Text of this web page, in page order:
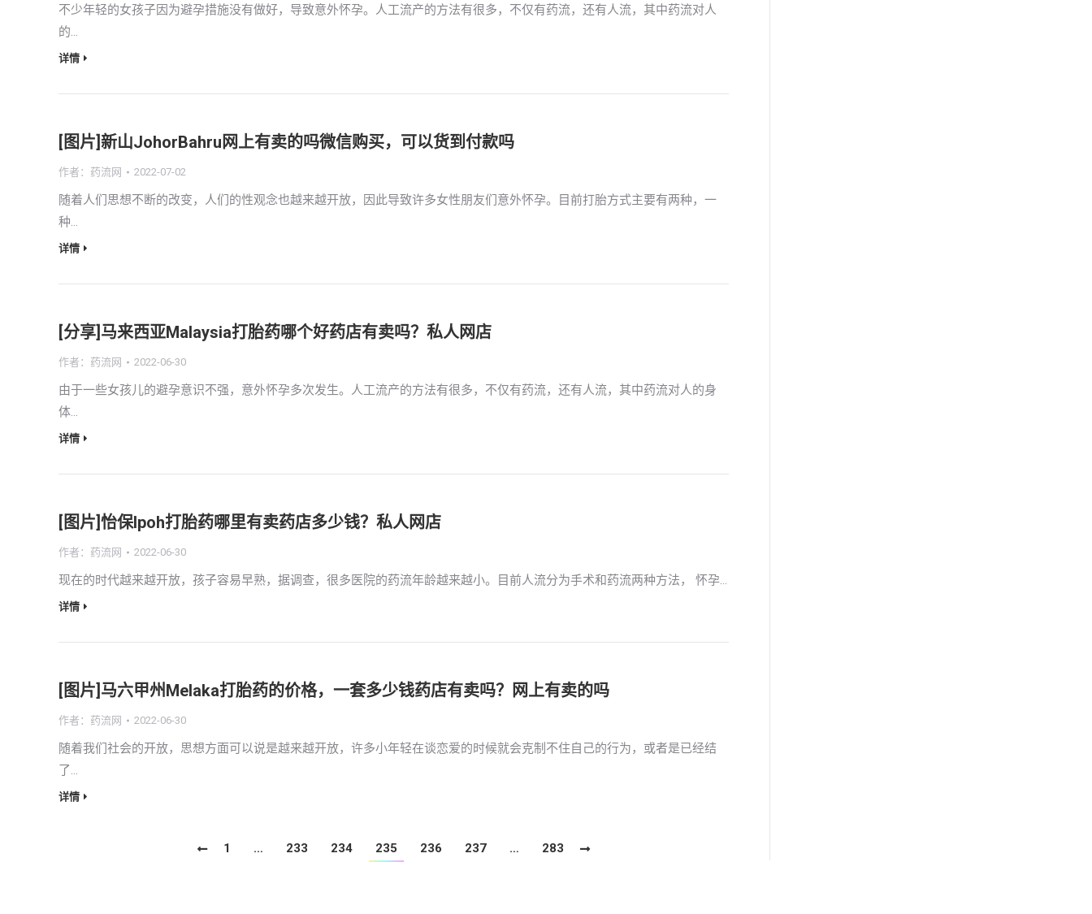
不少年轻的女孩子因为避孕措施没有做好，导致意外怀孕。人工流产的方法有很多，不仅有药流，还有人流，其中药流对人
的…
详情
[图片]新山JohorBahru网上有卖的吗微信购买，可以货到付款吗
作者： 药流网 2022-07-02
随着人们思想不断的改变，人们的性观念也越来越开放，因此导致许多女性朋友们意外怀孕。目前打胎方式主要有两种，一
种…
详情
[分享]马来西亚Malaysia打胎药哪个好药店有卖吗？私人网店
作者： 药流网 2022-06-30
由于一些女孩儿的避孕意识不强，意外怀孕多次发生。人工流产的方法有很多，不仅有药流，还有人流，其中药流对人的身
体…
详情
[图片]怡保lpoh打胎药哪里有卖药店多少钱？私人网店
作者： 药流网 2022-06-30
现在的时代越来越开放，孩子容易早熟，据调查，很多医院的药流年龄越来越小。目前人流分为手术和药流两种方法， 怀孕…
详情
[图片]马六甲州Melaka打胎药的价格，一套多少钱药店有卖吗？网上有卖的吗
作者： 药流网 2022-06-30
随着我们社会的开放，思想方面可以说是越来越开放，许多小年轻在谈恋爱的时候就会克制不住自己的行为，或者是已经结
了…
详情
1 … 233 234 235 236 237 … 283